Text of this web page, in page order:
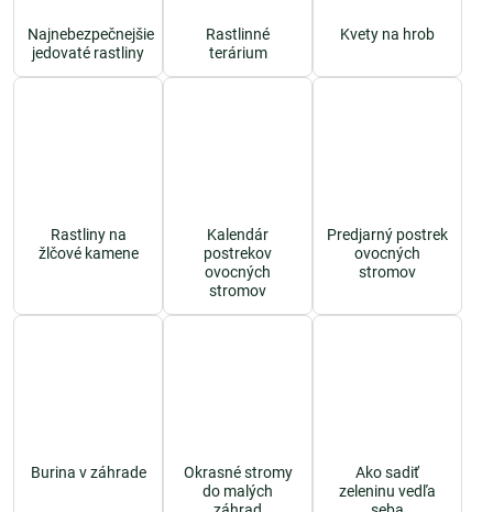
Najnebezpečnejšie
jedovaté rastliny
Rastlinné
terárium
Kvety na hrob
Rastliny na
žlčové kamene
Kalendár
postrekov
ovocných
stromov
Predjarný postrek
ovocných
stromov
Burina v záhrade
Okrasné stromy
do malých
Ako sadiť
zeleninu vedľa